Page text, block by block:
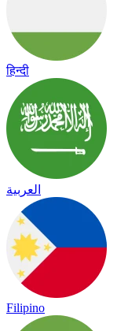
हिन्दी
العربية
Filipino